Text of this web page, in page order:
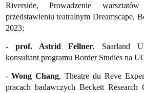
Riverside, Prowadzenie
przedstawieniu teatralnym Dreamscape,
2023;
- prof. Astrid Fellner, Saarland
konsultant programu Border Studies na
- Wong Chang, Theatre du Reve
pracach badawczych Beckett Research